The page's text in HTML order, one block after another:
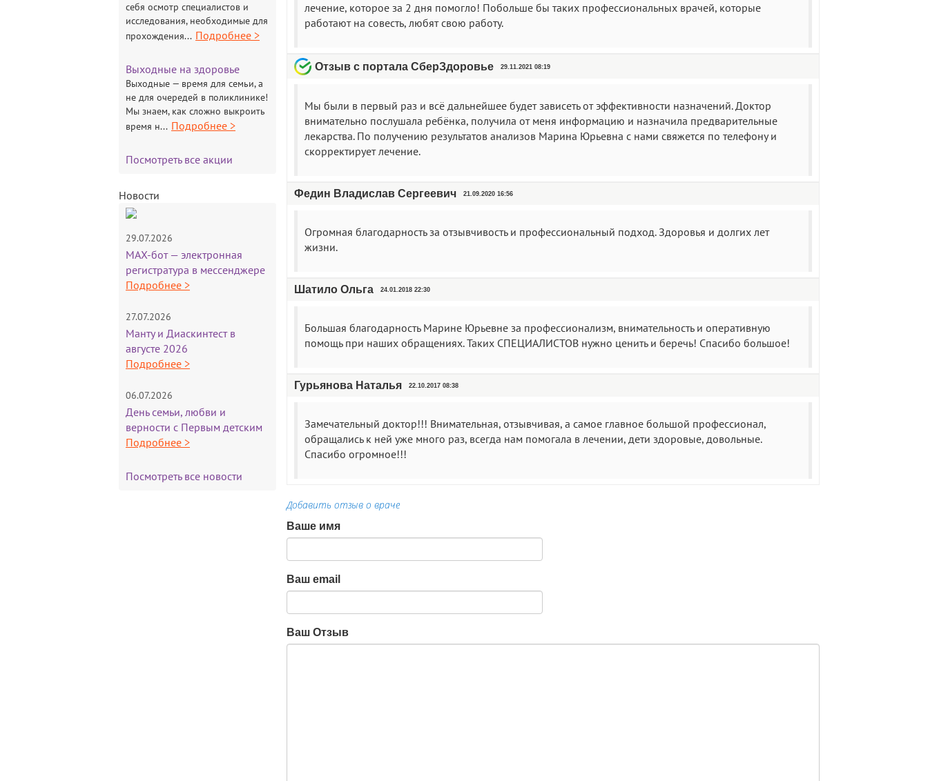
лечение, которое за 2 дня помогло! Побольше бы таких профессиональных врачей, которые
работают на совесть, любят свою работу.
Отзыв с портала СберЗдоровье 29.11.2021 08:19
Мы были в первый раз и всё дальнейшее будет зависеть от эффективности назначений. Доктор
внимательно послушала ребёнка, получила от меня информацию и назначила предварительные
лекарства. По получению результатов анализов Марина Юрьевна с нами свяжется по телефону и
скорректирует лечение.
Федин Владислав Сергеевич 21.09.2020 16:56
Огромная благодарность за отзывчивость и профессиональный подход. Здоровья и долгих лет
жизни.
Шатило Ольга 24.01.2018 22:30
Большая благодарность Марине Юрьевне за профессионализм, внимательность и оперативную
помощь при наших обращениях. Таких СПЕЦИАЛИСТОВ нужно ценить и беречь! Спасибо большое!
Гурьянова Наталья 22.10.2017 08:38
Замечательный доктор!!! Внимательная, отзывчивая, а самое главное большой профессионал,
обращались к ней уже много раз, всегда нам помогала в лечении, дети здоровые, довольные.
Спасибо огромное!!!
Добавить отзыв о враче
Ваше имя
Ваш email
Ваш Отзыв
себя осмотр специалистов и
исследования, необходимые для
прохождения... Подробнее >
Выходные на здоровье
Выходные — время для семьи, а
не для очередей в поликлинике!
Мы знаем, как сложно выкроить
время н... Подробнее >
Посмотреть все акции
Новости
29.07.2026
MAX-бот — электронная
регистратура в мессенджере
Подробнее >
27.07.2026
Манту и Диаскинтест в
августе 2026
Подробнее >
06.07.2026
День семьи, любви и
верности с Первым детским
Подробнее >
Посмотреть все новости